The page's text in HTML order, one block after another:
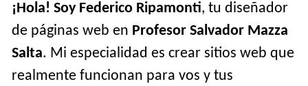
¡Hola! Soy Federico Ripamonti, tu diseñador
de páginas web en Profesor Salvador Mazza
Salta. Mi especialidad es crear sitios web que
realmente funcionan para vos y tus